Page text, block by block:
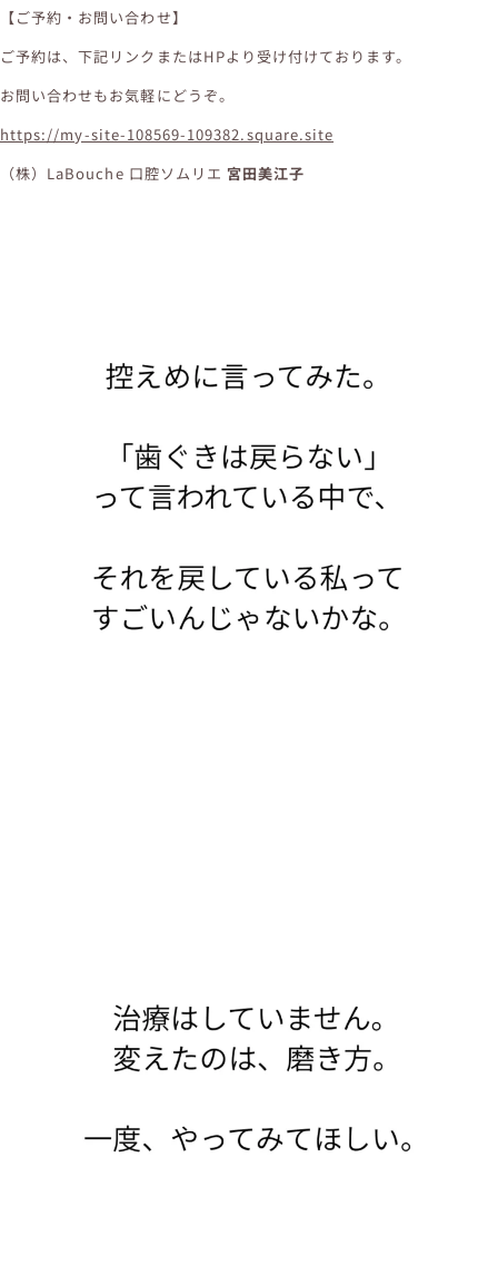
【ご予約・お問い合わせ】
ご予約は、下記リンクまたはHPより受け付けております。
お問い合わせもお気軽にどうぞ。
https://my-site-108569-109382.square.site
（株）LaBouche 口腔ソムリエ 宮田美江子